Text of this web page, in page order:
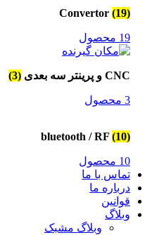
Convertor (19)
19 محصول
CNC و پرینتر سه بعدی (3)
3 محصول
bluetooth / RF (10)
10 محصول
تماس با ما
درباره ما
قوانین
وبلاگ
وبلاگ مشبک